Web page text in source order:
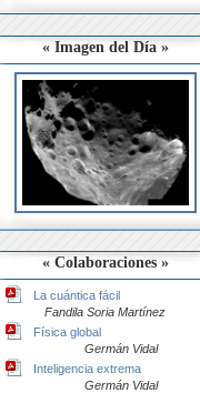
« Imagen del Día »
« Colaboraciones »
La cuántica fácil
Fandila Soria Martínez
Física global
Germán Vidal
Inteligencia extrema
Germán Vidal